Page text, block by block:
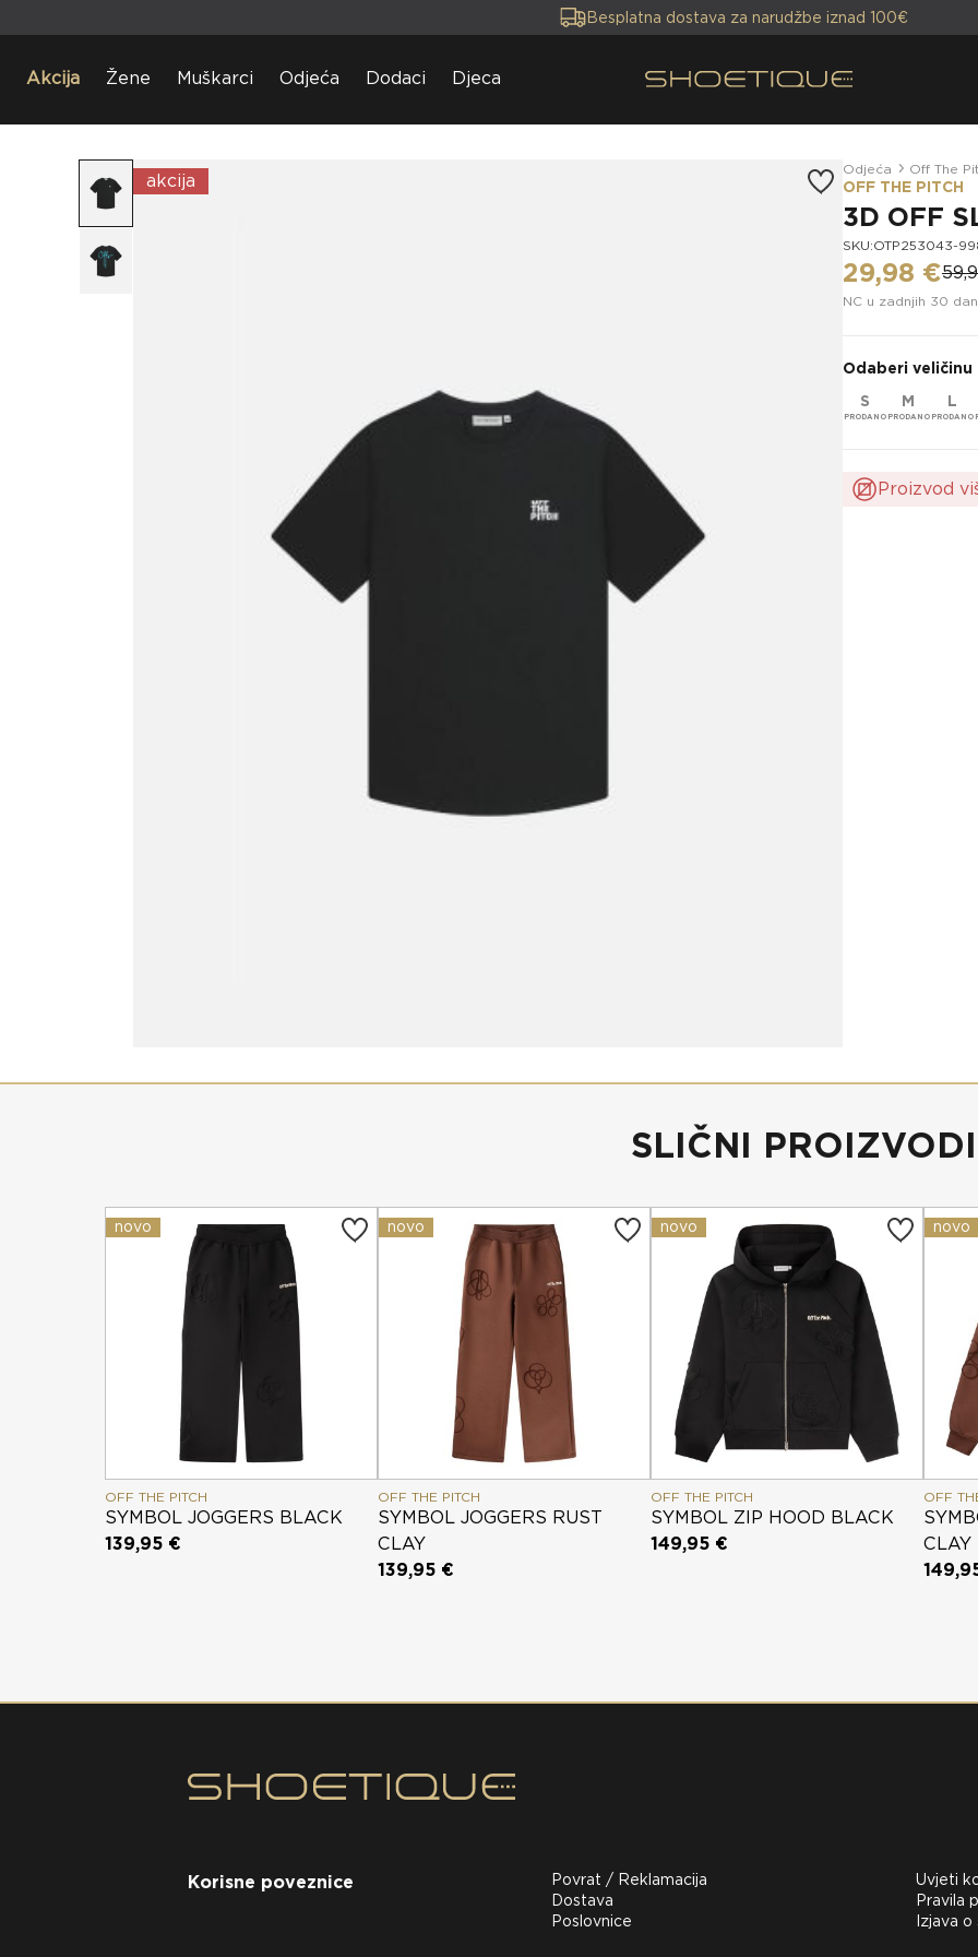
Besplatna dostava za narudžbe iznad 100€
Akcija Žene Muškarci Odjeća Dodaci Djeca
akcija
Odjeća Off The
OFF THE PITCH
3D OFF
SKU:OTP253043-
29,98 €
NC u zadnjih 30
Odaberi veličinu
S
M L
Proizvod
SLIČNI PROIZVODI
novo
OFF THE PITCH
SYMBOL JOGGERS BLACK
139,95 €
novo
OFF THE PITCH
SYMBOL JOGGERS RUST
CLAY
139,95 €
novo
OFF THE PITCH
SYMBOL ZIP HOOD BLACK
149,95 €
novo
OFF
CLAY
Korisne poveznice
Povrat / Reklamacija
Dostava
Poslovnice
Uvjeti
Pravila
Izjava o